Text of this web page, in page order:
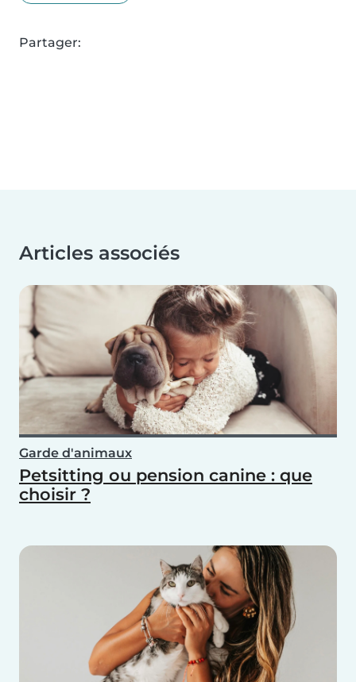
Partager:
Articles associés
Garde d'animaux
Petsitting ou pension canine : que
choisir ?